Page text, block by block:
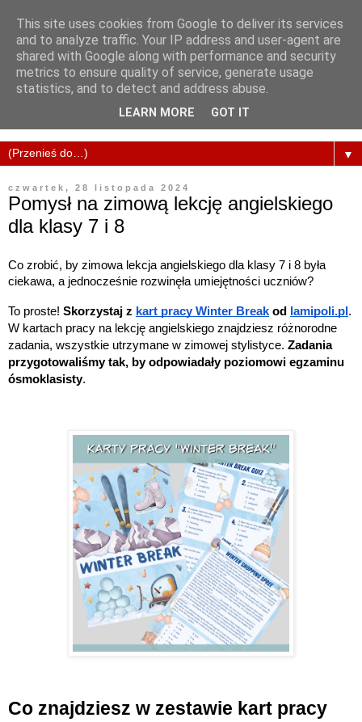
▼
czwartek, 28 listopada 2024
Pomysł na zimową lekcję angielskiego
dla klasy 7 i 8
Co zrobić, by zimowa lekcja angielskiego dla klasy 7 i 8 była
ciekawa, a jednocześnie rozwinęła umiejętności uczniów?
To proste! Skorzystaj z kart pracy Winter Break od lamipoli.pl .
W kartach pracy na lekcję angielskiego znajdziesz różnorodne
zadania, wszystkie utrzymane w zimowej stylistyce. Zadania
przygotowaliśmy tak, by odpowiadały poziomowi egzaminu
ósmoklasisty.
Co znajdziesz w zestawie kart pracy
This site uses cookies from Google to deliver its services
and to analyze traffic. Your IP address and user-agent are
shared with Google along with performance and security
metrics to ensure quality of service, generate usage
statistics, and to detect and address abuse.
LEARN MORE GOT IT